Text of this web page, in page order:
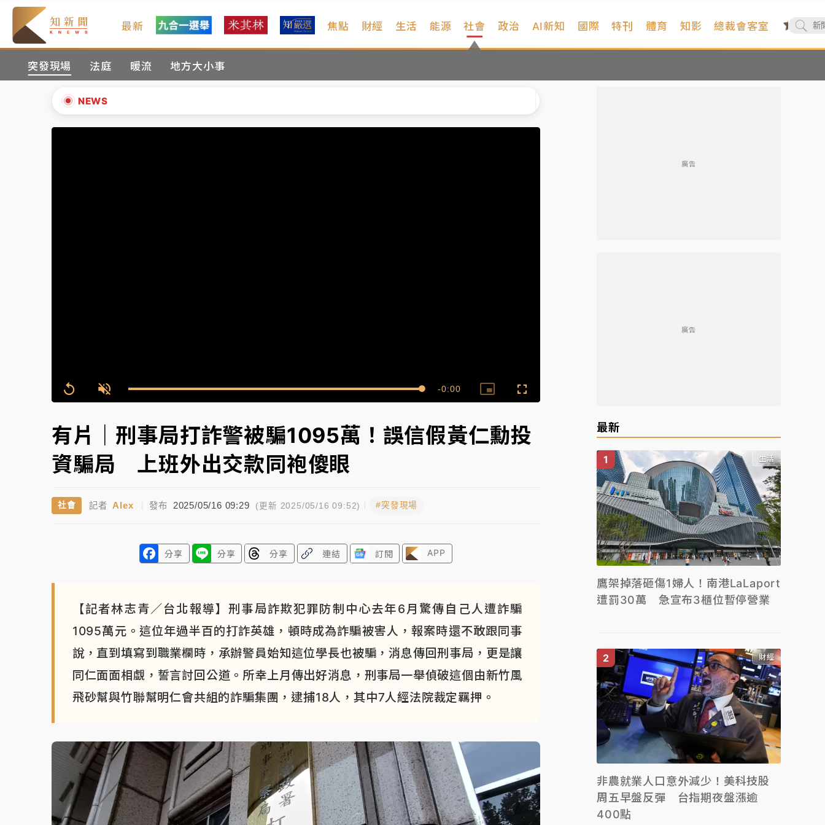
最新 焦點 財經 生活 能源 社會
突發現場 法庭 暖流 地方大小事
政治 AI新知 國際 特刊 體育 知影 總裁會客室
NEWS
暑假過三周才推「E宿新北打卡趣」！抽獎程序複雜 觀旅局回應了
中信慈善基金會想增加董事人數！辜仲諒向法院聲請遭駁 理由曝光
故宮《龍藏經》特展第2檔！今線上預約開賣一度塞車 周六起展出延長至晚上7時
Replay Unmute Loaded:
100.00%
Remaining
-0:00
Picture-
in-
Fullscreen
有片｜刑事局打詐警被騙1095萬！誤信假黃仁勳投
資騙局 上班外出交款同袍傻眼
社會 記者 Alex 發布 2025/05/16 09:29 (更新 2025/05/16 09:52) #突發現場
分享 分享 分享 連結 訂閱 APP
【記者林志青／台北報導】刑事局詐欺犯罪防制中心去年6月驚傳自己人遭詐騙
1095萬元。這位年過半百的打詐英雄，頓時成為詐騙被害人，報案時還不敢跟同事
說，直到填寫到職業欄時，承辦警員始知這位學長也被騙，消息傳回刑事局，更是讓
同仁面面相覷，誓言討回公道。所幸上月傳出好消息，刑事局一舉偵破這個由新竹風
飛砂幫與竹聯幫明仁會共組的詐騙集團，逮捕18人，其中7人經法院裁定羈押。
廣告
廣告
最新
生活
鷹架掉落砸傷1婦人！南港LaLaport
遭罰30萬 急宣布3櫃位暫停營業
財經
非農就業人口意外減少！美科技股
周五早盤反彈 台指期夜盤漲逾
400點